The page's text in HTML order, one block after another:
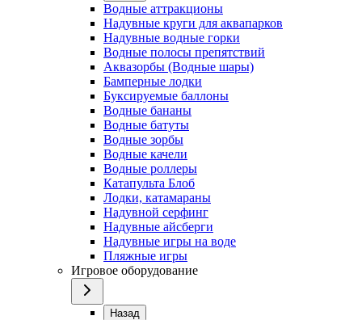
Водные аттракционы
Надувные круги для аквапарков
Надувные водные горки
Водные полосы препятствий
Аквазорбы (Водные шары)
Бамперные лодки
Буксируемые баллоны
Водные бананы
Водные батуты
Водные зорбы
Водные качели
Водные роллеры
Катапульта Блоб
Лодки, катамараны
Надувной серфинг
Надувные айсберги
Надувные игры на воде
Пляжные игры
Игровое оборудование
Назад